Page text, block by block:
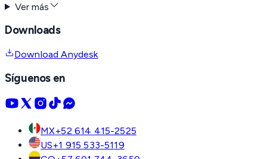
Ver más
Downloads
Download Anydesk
Síguenos en
MX+52 614 415-2525
US+1 915 533-5119